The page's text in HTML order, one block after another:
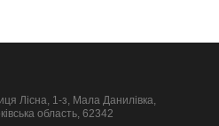
Лісна, 1-з, Мала Данилівка,
область, 62342